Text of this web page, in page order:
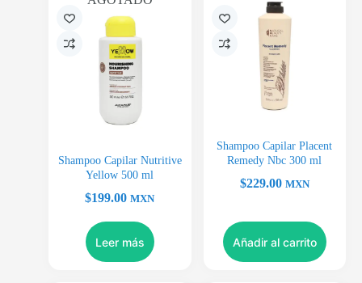
Shampoo Capilar Nutritive
Yellow 500 ml
$199.00 MXN
Leer más
Shampoo Capilar Placent
Remedy Nbc 300 ml
$229.00 MXN
Añadir al carrito